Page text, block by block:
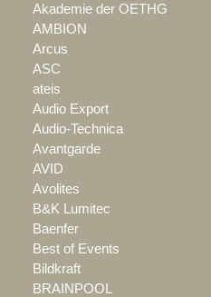
Akademie der OETHG
AMBION
Arcus
ASC
ateis
Audio Export
Audio-Technica
Avantgarde
AVID
Avolites
B&K Lumitec
Baenfer
Best of Events
Bildkraft
BRAINPOOL